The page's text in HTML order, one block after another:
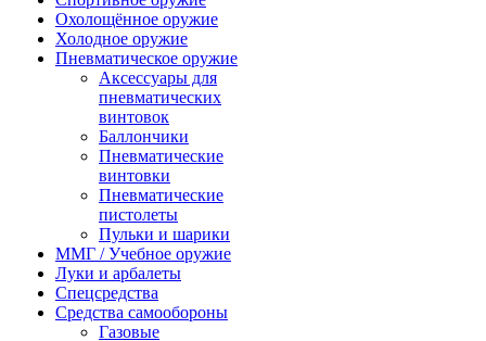
Охолощённое оружие
Холодное оружие
Пневматическое оружие
Аксессуары для
пневматических
винтовок
Баллончики
Пневматические
винтовки
Пневматические
пистолеты
Пульки и шарики
ММГ / Учебное оружие
Луки и арбалеты
Спецсредства
Средства самообороны
Газовые